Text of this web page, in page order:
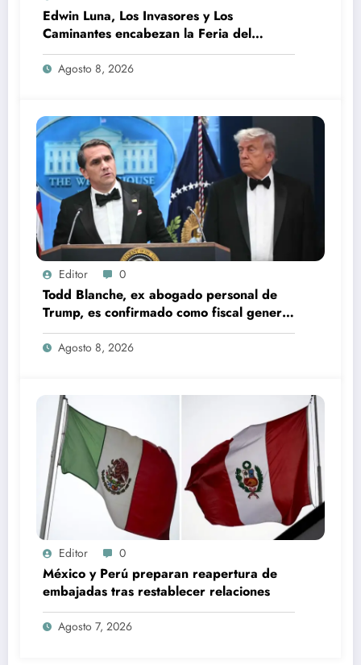
Edwin Luna, Los Invasores y Los
Caminantes encabezan la Feria del
Durazno en Tetela de Ocampo
Agosto 8, 2026
Editor 0
Todd Blanche, ex abogado personal de
Trump, es confirmado como fiscal general
de EU
Agosto 8, 2026
Editor 0
México y Perú preparan reapertura de
embajadas tras restablecer relaciones
Agosto 7, 2026